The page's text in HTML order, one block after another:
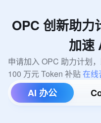
OPC 创新助力
加速
申请加入 OPC 助力计划
100 万元 Token 补贴 在线
AI 办公